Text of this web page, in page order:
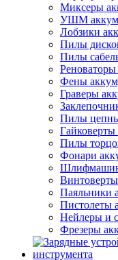
Миксеры
УШМ
Лобзики
Пилы
Пилы
Фены
Граверы
Пилы
Пилы
Фонари
Паяльники
Пистолеты
Нейлеры и
Фрезеры